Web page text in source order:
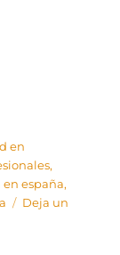
en
,
españa,
Deja un